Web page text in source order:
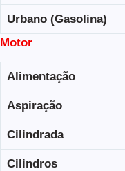
Urbano (Gasolina)
Motor
Alimentação
Aspiração
Cilindrada
Cilindros